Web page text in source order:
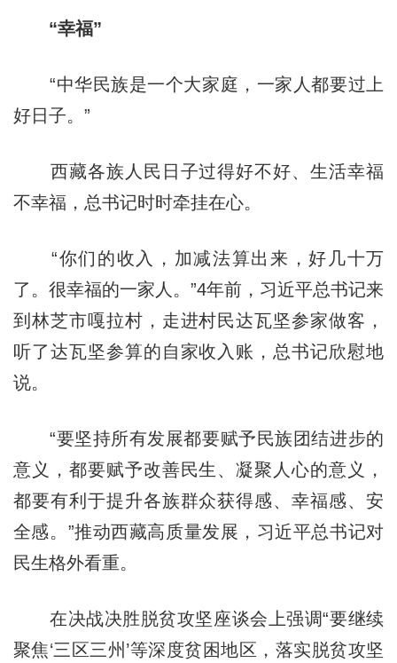
“幸福”
“中华民族是一个大家庭，一家人都要过上
好日子。”
西藏各族人民日子过得好不好、生活幸福
不幸福，总书记时时牵挂在心。
“你们的收入，加减法算出来，好几十万
了。很幸福的一家人。”4年前，习近平总书记来
到林芝市嘎拉村，走进村民达瓦坚参家做客，
听了达瓦坚参算的自家收入账，总书记欣慰地
说。
“要坚持所有发展都要赋予民族团结进步的
意义，都要赋予改善民生、凝聚人心的意义，
都要有利于提升各族群众获得感、幸福感、安
全感。”推动西藏高质量发展，习近平总书记对
民生格外看重。
在决战决胜脱贫攻坚座谈会上强调“要继续
聚焦‘三区三州’等深度贫困地区，落实脱贫攻坚